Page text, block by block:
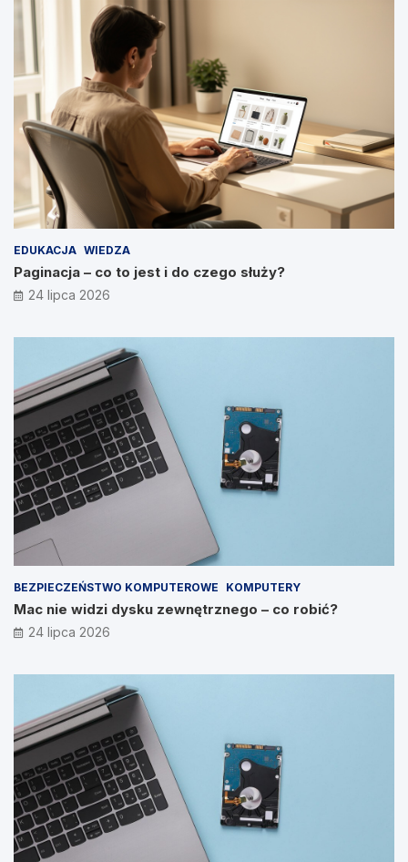
EDUKACJA WIEDZA
Paginacja – co to jest i do czego służy?
24 lipca 2026
BEZPIECZEŃSTWO KOMPUTEROWE KOMPUTERY
Mac nie widzi dysku zewnętrznego – co robić?
24 lipca 2026